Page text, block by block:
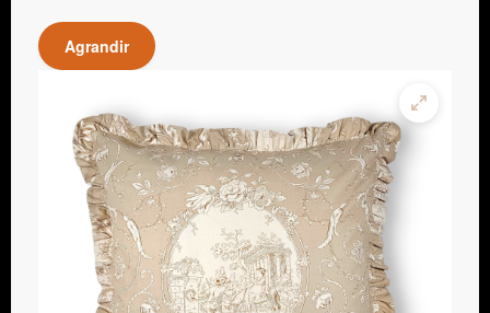
Agrandir